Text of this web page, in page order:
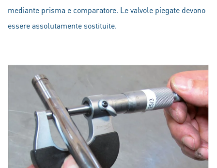
mediante prisma e comparatore. Le valvole piegate devono
essere assolutamente sostituite.